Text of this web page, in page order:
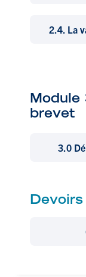
2.4. La
Module
brevet
3.0
Devoirs